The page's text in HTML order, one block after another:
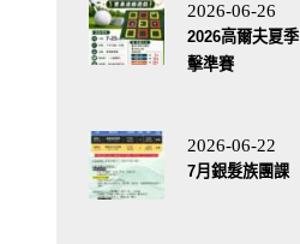
2026-06-26
2026高爾夫夏季
擊準賽
2026-06-22
7月銀髮族團課